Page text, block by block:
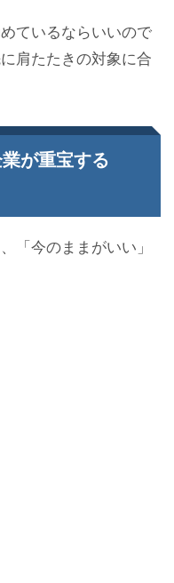
ているならいいので
肩たたきの対象に合
が重宝する
「今のままがいい」